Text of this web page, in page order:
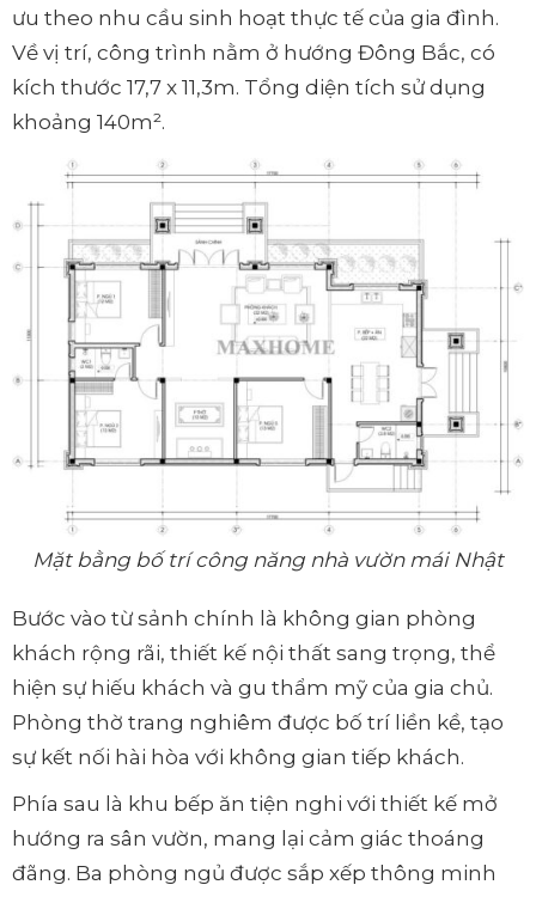
ưu theo nhu cầu sinh hoạt thực tế của gia đình.
Về vị trí, công trình nằm ở hướng Đông Bắc, có
kích thước 17,7 x 11,3m. Tổng diện tích sử dụng
khoảng 140m².
Mặt bằng bố trí công năng nhà vườn mái Nhật
Bước vào từ sảnh chính là không gian phòng
khách rộng rãi, thiết kế nội thất sang trọng, thể
hiện sự hiếu khách và gu thẩm mỹ của gia chủ.
Phòng thờ trang nghiêm được bố trí liền kề, tạo
sự kết nối hài hòa với không gian tiếp khách.
Phía sau là khu bếp ăn tiện nghi với thiết kế mở
hướng ra sân vườn, mang lại cảm giác thoáng
đãng. Ba phòng ngủ được sắp xếp thông minh